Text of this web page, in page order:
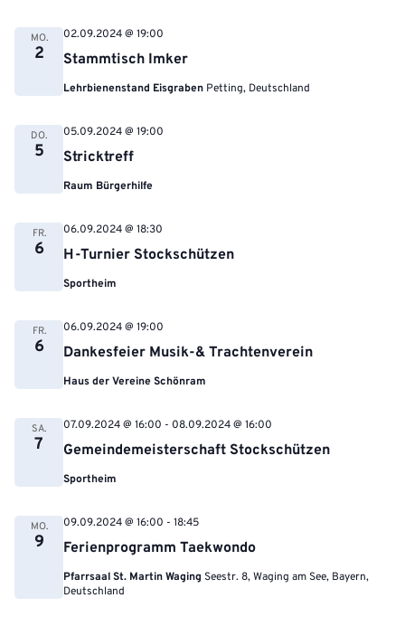
MO.
2 Stammtisch Imker
02.09.2024 @ 19:00
Lehrbienenstand Eisgraben Petting, Deutschland
DO.
5 Stricktreff
05.09.2024 @ 19:00
Raum Bürgerhilfe
FR.
6 H-Turnier Stockschützen
06.09.2024 @ 18:30
Sportheim
FR.
6 Dankesfeier Musik-& Trachtenverein
06.09.2024 @ 19:00
Haus der Vereine Schönram
SA.
7 Gemeindemeisterschaft Stockschützen
07.09.2024 @ 16:00 - 08.09.2024 @ 16:00
Sportheim
MO.
9 Ferienprogramm Taekwondo
09.09.2024 @ 16:00 - 18:45
Pfarrsaal St. Martin Waging Seestr. 8, Waging am See, Bayern,
Deutschland